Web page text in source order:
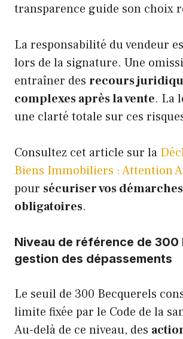
transparence guide son choix
La responsabilité du vendeur
lors de la signature. Une
entraîner des recours
complexes après la vente. La
une clarté totale sur ces
Consultez cet article sur la
Biens Immobiliers : Attention
pour sécuriser vos démarches
obligatoires.
Niveau de référence de 300
gestion des dépassements
Le seuil de 300 Becquerels
limite fixée par le Code de la
Au-delà de ce niveau, des